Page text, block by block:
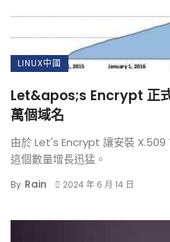
LINUX中國
Let&apos;s Encrypt 正
萬個域名
由於 Let's Encrypt 讓安裝 X.509
這個數量增長迅猛。
By Rain 2024 年 6 月 14 日